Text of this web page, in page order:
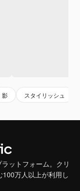
影 スタイリッシュ
ットフォーム。クリ
万人以上が利用し